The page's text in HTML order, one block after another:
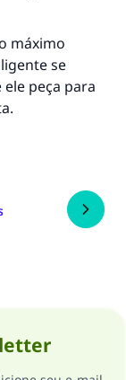
máximo
se
peça para